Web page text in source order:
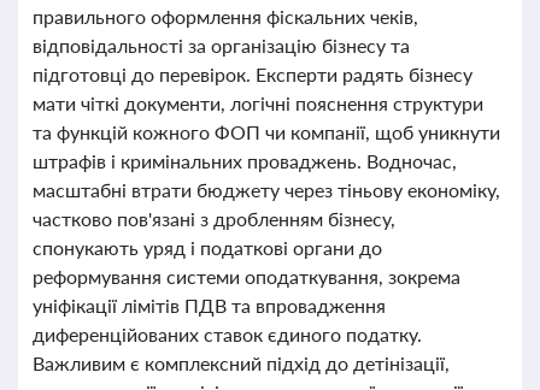
правильного оформлення фіскальних чеків,
відповідальності за організацію бізнесу та
підготовці до перевірок. Експерти радять бізнесу
мати чіткі документи, логічні пояснення структури
та функцій кожного ФОП чи компанії, щоб уникнути
штрафів і кримінальних проваджень. Водночас,
масштабні втрати бюджету через тіньову економіку,
частково пов'язані з дробленням бізнесу,
спонукають уряд і податкові органи до
реформування системи оподаткування, зокрема
уніфікації лімітів ПДВ та впровадження
диференційованих ставок єдиного податку.
Важливим є комплексний підхід до детінізації,